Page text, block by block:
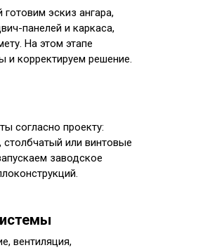
эскиз ангара,
панелей и каркаса,
На этом этапе
и корректируем решение.
согласно проекту:
столбчатый или винтовые
заводское
вентиляция,